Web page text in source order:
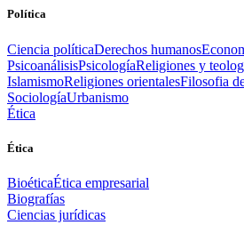
Política
Ciencia políticaDerechos humanos
PsicoanálisisPsicologíaReligiones y
IslamismoReligiones orientalesFilosofia
SociologíaUrbanismo
Ética
Ética
BioéticaÉtica empresarial
Biografías
Ciencias jurídicas